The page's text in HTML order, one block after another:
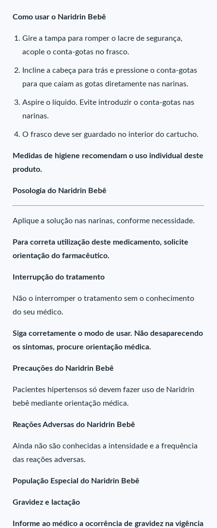
Como usar o Naridrin Bebê
Gire a tampa para romper o lacre de segurança,
acople o conta-gotas no frasco.
Incline a cabeça para trás e pressione o conta-gotas
para que caiam as gotas diretamente nas narinas.
Aspire o líquido. Evite introduzir o conta-gotas nas
narinas.
O frasco deve ser guardado no interior do cartucho.
Medidas de higiene recomendam o uso individual deste
produto.
Posologia do Naridrin Bebê
Aplique a solução nas narinas, conforme necessidade.
Para correta utilização deste medicamento, solicite
orientação do farmacêutico.
Interrupção do tratamento
Não o interromper o tratamento sem o conhecimento
do seu médico.
Siga corretamente o modo de usar. Não desaparecendo
os sintomas, procure orientação médica.
Precauções do Naridrin Bebê
Pacientes hipertensos só devem fazer uso de Naridrin
bebê mediante orientação médica.
Reações Adversas do Naridrin Bebê
Ainda não são conhecidas a intensidade e a frequência
das reações adversas.
População Especial do Naridrin Bebê
Gravidez e lactação
Informe ao médico a ocorrência de gravidez na vigência